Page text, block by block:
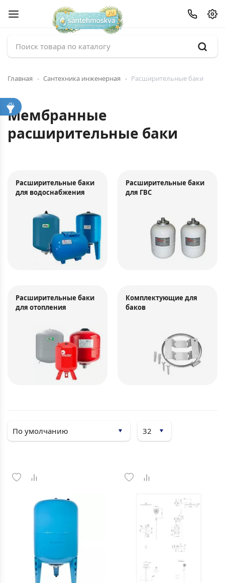
Главная Сантехника инженерная Расширительные баки
Мембранные
расширительные баки
Расширительные баки
для водоснабжения
Расширительные баки
для ГВС
Расширительные баки
для отопления
Комплектующие для
баков